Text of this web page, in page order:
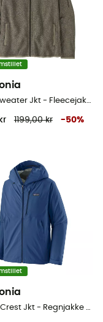
Better Sweater Jkt - Fleecejakke Damer
1199,00 kr -50%
Granite Crest Jkt - Regnjakke - Herrer